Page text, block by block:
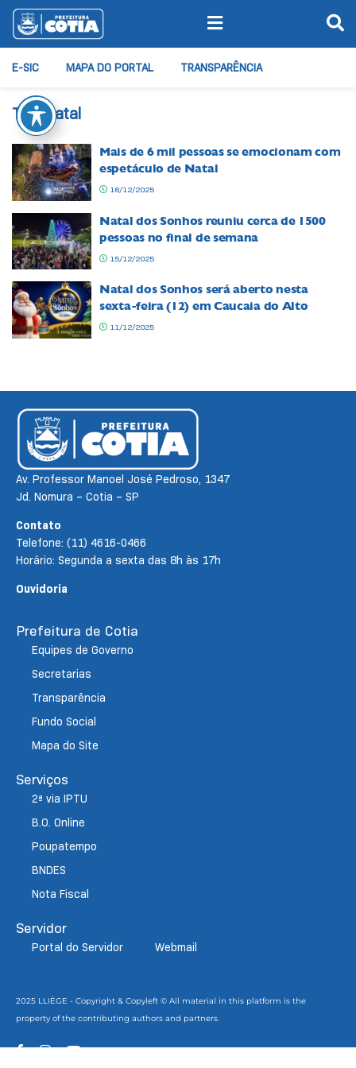
E-SIC MAPA DO PORTAL TRANSPARÊNCIA
Tag:natal
Mais de 6 mil pessoas se emocionam com
espetáculo de Natal
16/12/2025
Natal dos Sonhos reuniu cerca de 1500
pessoas no final de semana
15/12/2025
Natal dos Sonhos será aberto nesta
sexta-feira (12) em Caucaia do Alto
11/12/2025
Av. Professor Manoel José Pedroso, 1347
Jd. Nomura – Cotia – SP
Contato
Telefone: (11) 4616-0466
Horário: Segunda a sexta das 8h às 17h
Ouvidoria
Prefeitura de Cotia
Equipes de Governo
Secretarias
Transparência
Fundo Social
Mapa do Site
Serviços
2ª via IPTU
B.O. Online
Poupatempo
BNDES
Nota Fiscal
Servidor
Portal do Servidor Webmail
2025 LLIÈGE - Copyright & Copyleft © All material in this platform is the
property of the contributing authors and partners.